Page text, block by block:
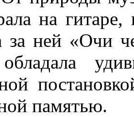
на
за ней «Очи
памятью.